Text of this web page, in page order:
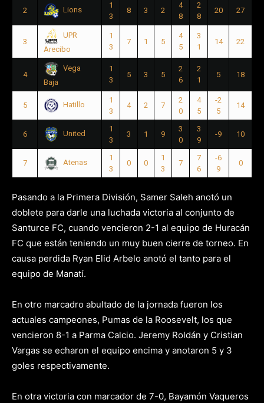
2 Lions
1
3
8 3 2
4
8
2
8
20 27
3
UPR
Arecibo
1
3
7 1 5
4
5
3
1
14 22
4
Vega
Baja
1
3
5 3 5
2
6
2
1
5 18
5 Hatillo
1
3
4 2 7
2
0
4
5
-2
5
14
6 United
1
3
3 1 9
3
0
3
9
-9 10
7 Atenas
1
3
0 0
1
3
7
7
6
-6
9
0
Pasando a la Primera División, Samer Saleh anotó un
doblete para darle una luchada victoria al conjunto de
Santurce FC, cuando vencieron 2-1 al equipo de Huracán
FC que están teniendo un muy buen cierre de torneo. En
causa perdida Ryan Elid Arbelo anotó el tanto para el
equipo de Manatí.
En otro marcadro abultado de la jornada fueron los
actuales campeones, Pumas de la Roosevelt, los que
vencieron 8-1 a Parma Calcio. Jeremy Roldán y Cristian
Vargas se echaron el equipo encima y anotaron 5 y 3
goles respectivamente.
En otra victoria con marcador de 7-0, Bayamón Vaqueros